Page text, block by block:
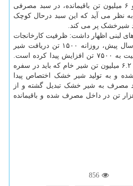
می شود و ۶ میلیون تن باقیمانده، در سبد مصرفی
به نظر می آید که این سبد درحال کوچک
شیرخشک پر می کند.
های لبنی اظهار داشت: ظرفیت کارخانجات
تولید شیرخشک حدود ۱۰ سال پیش، روزانه ۱۵۰۰ تن دریافت شیر
خام بوده که حالا این ظرفیت به ۷۵۰۰ تن افزایش پیدا کرده است.
این نشان داده است از آن ۶.۲ میلیون تن شیر خام که باید در سفره
شده و به تولید شیر خشک اختصاص پیدا
مصرف به شیر خشک تبدیل گشته و از
شیر خشک حدود ۸۰ هزار تن در داخل مصرف شده و باقیمانده
856